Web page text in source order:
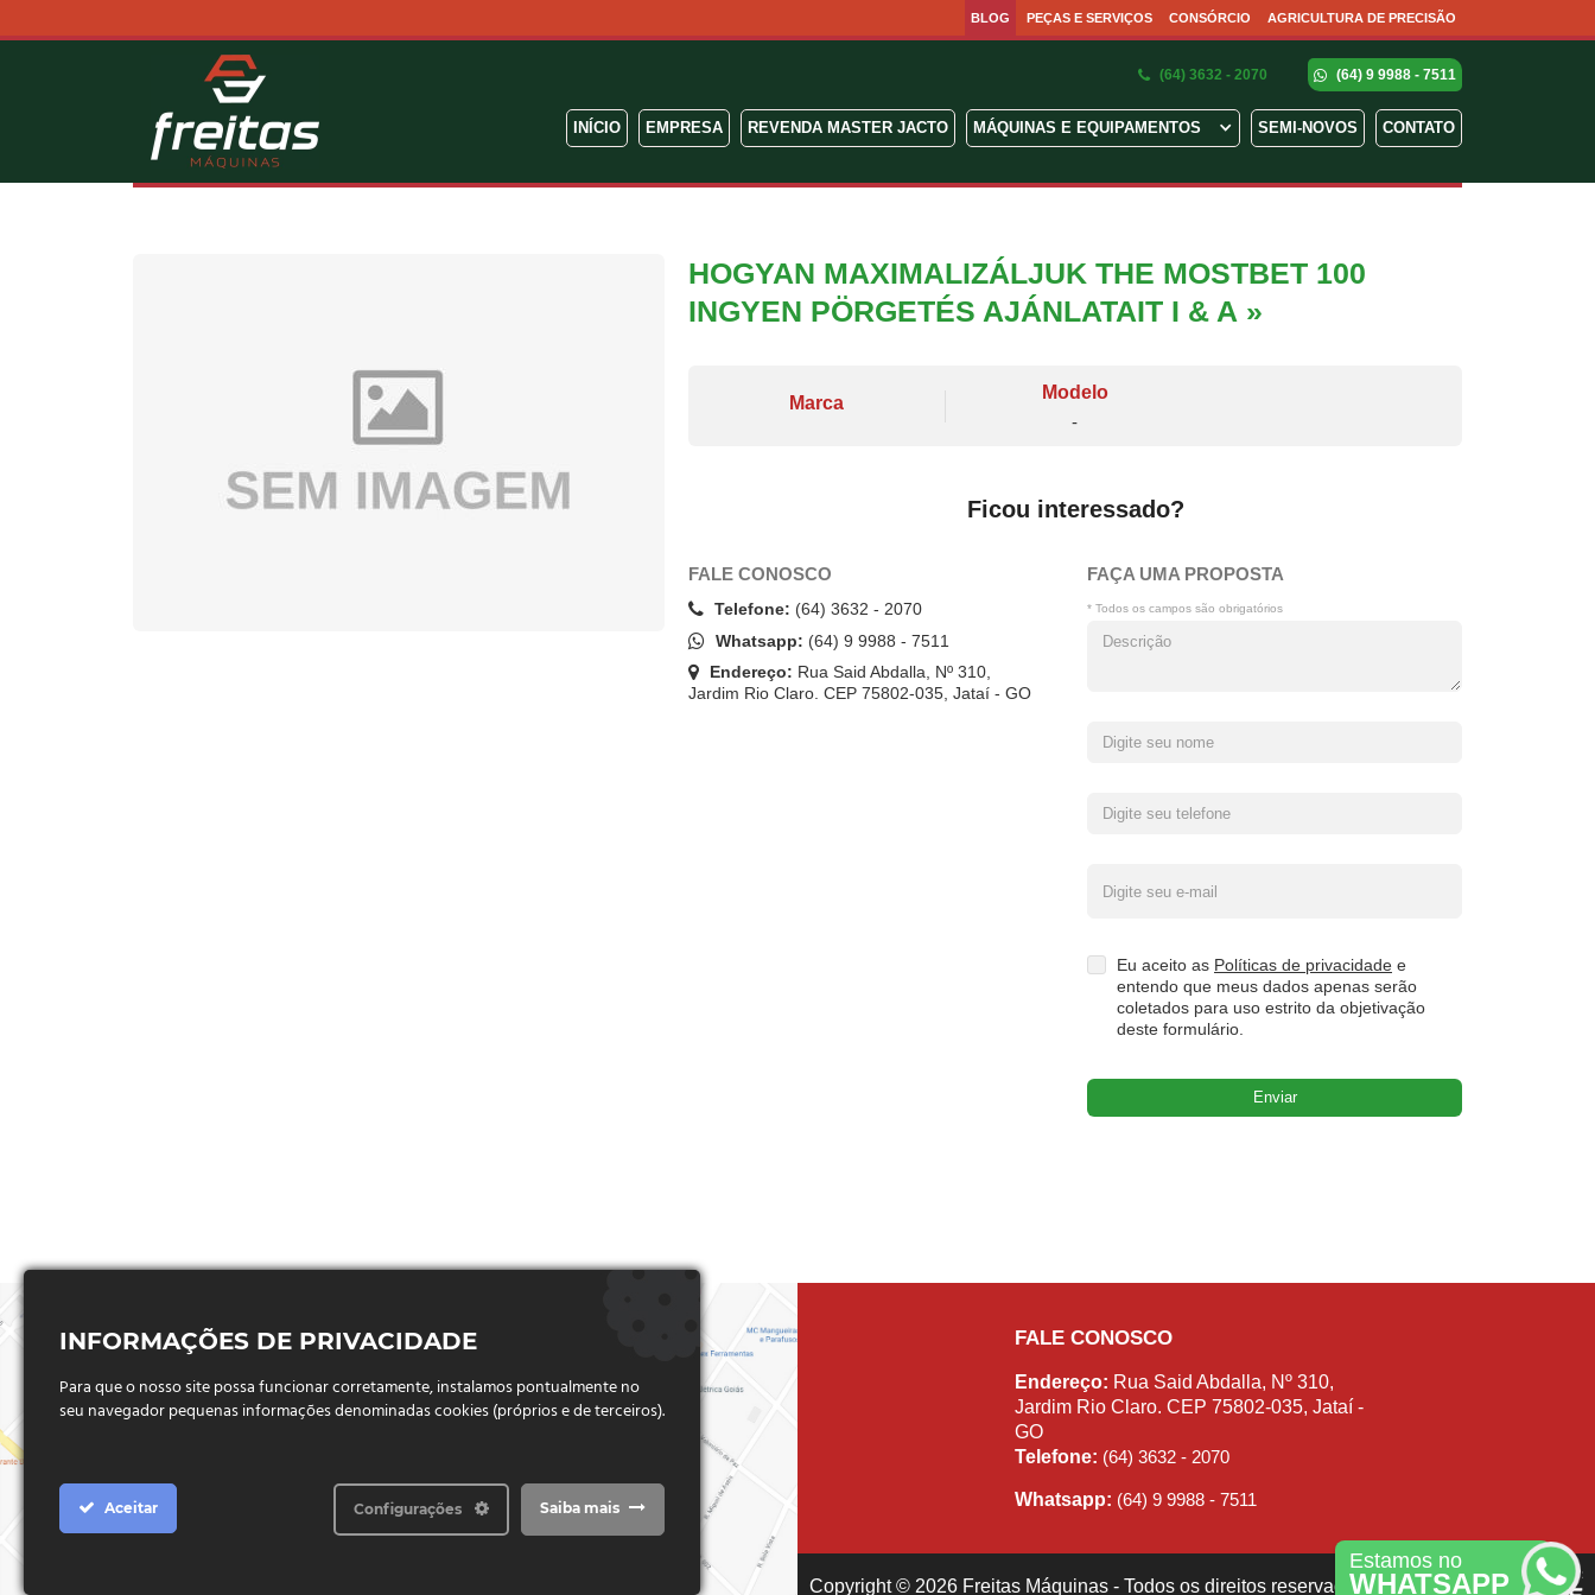
BLOG PEÇAS E SERVIÇOS CONSÓRCIO AGRICULTURA DE PRECISÃO
(64) 3632 - 2070 (64) 9 9988 - 7511
INÍCIO EMPRESA REVENDA MASTER JACTO MÁQUINAS E EQUIPAMENTOS SEMI-NOVOS CONTATO
HOGYAN MAXIMALIZÁLJUK THE MOSTBET 100
INGYEN PÖRGETÉS AJÁNLATAIT I & A »
Marca
Modelo
-
Ficou interessado?
FALE CONOSCO
Telefone: (64) 3632 - 2070
Whatsapp: (64) 9 9988 - 7511
Endereço: Rua Said Abdalla, Nº 310,
Jardim Rio Claro. CEP 75802-035, Jataí - GO
FAÇA UMA PROPOSTA
* Todos os campos são obrigatórios
Eu aceito as Políticas de privacidade e
entendo que meus dados apenas serão
coletados para uso estrito da objetivação
deste formulário.
Estamos no
WHATSAPP
FALE CONOSCO
Endereço: Rua Said Abdalla, Nº 310,
Jardim Rio Claro. CEP 75802-035, Jataí -
GO
Telefone: (64) 3632 - 2070
Whatsapp: (64) 9 9988 - 7511
Copyright © 2026 Freitas Máquinas - Todos os direitos reservados
INFORMAÇÕES DE PRIVACIDADE
Para que o nosso site possa funcionar corretamente, instalamos pontualmente no
seu navegador pequenas informações denominadas cookies (próprios e de terceiros).
Aceitar Saiba mais
Configurações